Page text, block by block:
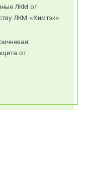
ЛКМ от
ЛКМ «Химтэк»
от